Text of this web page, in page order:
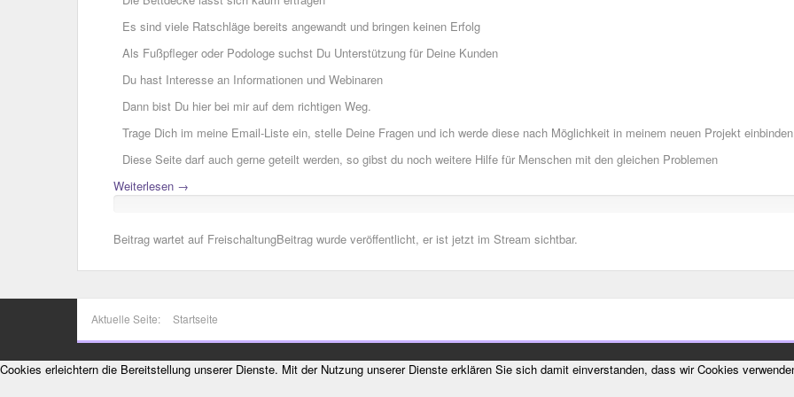
Es sind viele Ratschläge bereits angewandt und bringen keinen Erfolg
Als Fußpfleger oder Podologe suchst Du Unterstützung für Deine Kunden
Du hast Interesse an Informationen und Webinaren
Dann bist Du hier bei mir auf dem richtigen Weg.
Trage Dich im meine Email-Liste ein, stelle Deine Fragen und ich werde diese nach Möglichkeit in meinem neuen Projekt
Diese Seite darf auch gerne geteilt werden, so gibst du noch weitere Hilfe für Menschen mit den gleichen Problemen
Weiterlesen →
Beitrag wartet auf FreischaltungBeitrag wurde veröffentlicht, er ist jetzt im Stream sichtbar.
Aktuelle Seite: Startseite
Cookies erleichtern die Bereitstellung unserer Dienste. Mit der Nutzung unserer Dienste erklären Sie sich damit einverstanden, dass wir Cookies